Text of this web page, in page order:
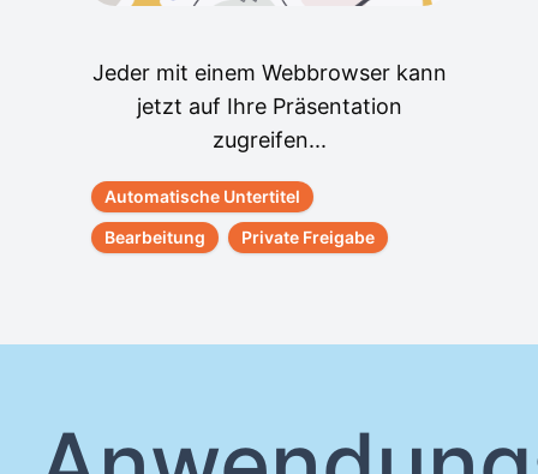
Jeder mit einem Webbrowser kann
jetzt auf Ihre Präsentation
zugreifen...
Automatische Untertitel
Bearbeitung
Private Freigabe